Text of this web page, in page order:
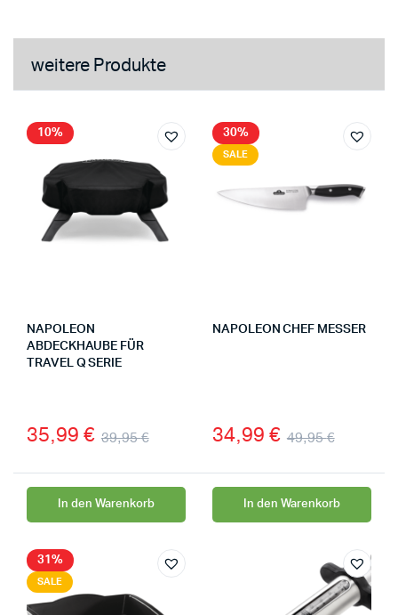
weitere Produkte
10%
NAPOLEON
ABDECKHAUBE FÜR
TRAVEL Q SERIE
39,95€
35,99 €
In den Warenkorb
30%
SALE
NAPOLEON CHEF MESSER
49,95€
34,99 €
In den Warenkorb
31%
SALE